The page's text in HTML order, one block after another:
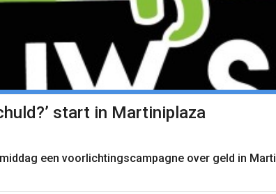
start in Martiniplaza
een voorlichtingscampagne over geld in